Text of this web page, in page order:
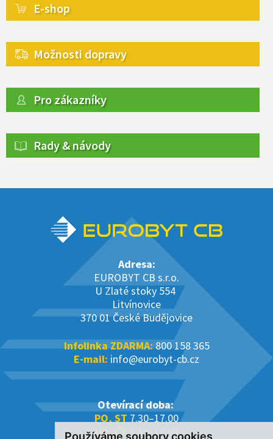
Používáme soubory cookies
E-shop
Možnosti dopravy
Pro zákazníky
Rady & návody
Adresa:
EUROBYT CB s.r.o.
U Zlaté stoky 554
Litvínovice
370 01 České Budějovice
Infolinka ZDARMA:800 158 365
E-mail: info@eurobyt-cb.cz
Otevírací doba:
PO, ST 7.30–17.00
ÚT, ČT7.30–16.00